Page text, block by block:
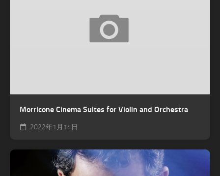
Morricone Cinema Suites for Violin and Orchestra
2022年1月14日